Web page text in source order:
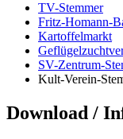
TV-Stemmer
Fritz-Homann-
Kartoffelmarkt
SV-Zentrum-
Kult-Verein-
Download /